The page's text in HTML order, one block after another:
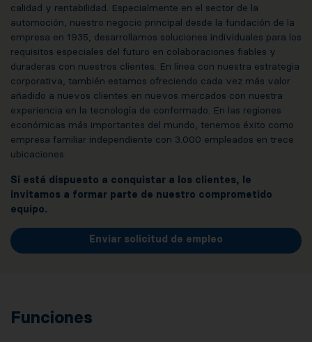
calidad y rentabilidad. Especialmente en el sector de la
automoción, nuestro negocio principal desde la fundación de la
empresa en 1935, desarrollamos soluciones individuales para los
requisitos especiales del futuro en colaboraciones fiables y
duraderas con nuestros clientes. En línea con nuestra estrategia
corporativa, también estamos ofreciendo cada vez más valor
añadido a nuevos clientes en nuevos mercados con nuestra
experiencia en la tecnología de conformado. En las regiones
económicas más importantes del mundo, tenemos éxito como
empresa familiar independiente con 3.000 empleados en trece
ubicaciones.
Si está dispuesto a conquistar a los clientes, le
invitamos a formar parte de nuestro comprometido
equipo.
Enviar solicitud de empleo
Funciones